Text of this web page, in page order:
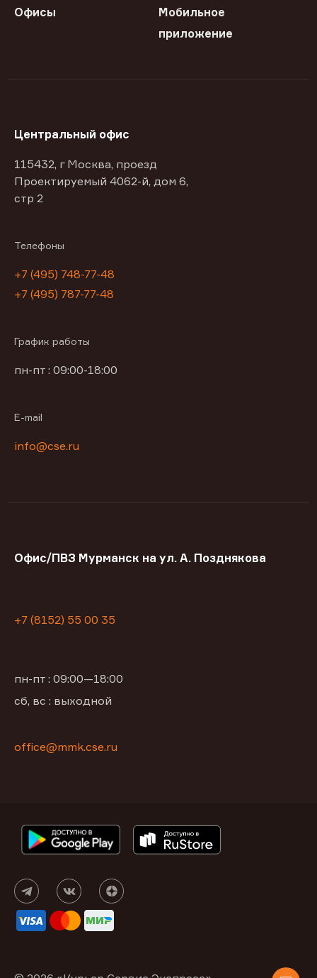
Офисы
Мобильное
приложение
Центральный офис
115432, г Москва, проезд
Проектируемый 4062-й, дом 6,
стр 2
Телефоны
+7 (495) 748-77-48
+7 (495) 787-77-48
График работы
пн-пт : 09:00-18:00
E-mail
info@cse.ru
Офис/ПВЗ Мурманск на ул. А. Позднякова
+7 (8152) 55 00 35
пн-пт : 09:00—18:00
сб, вс : выходной
office@mmk.cse.ru